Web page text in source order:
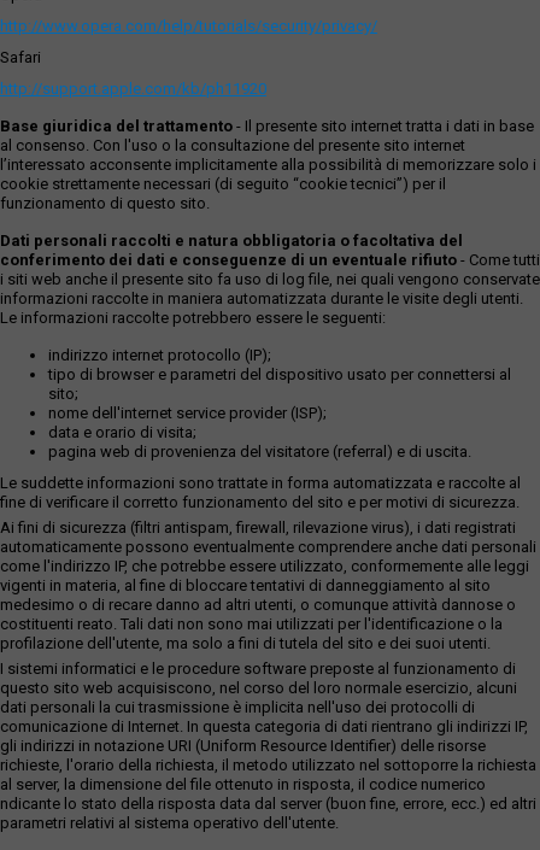
http://www.opera.com/help/tutorials/security/privacy/
Safari
http://support.apple.com/kb/ph11920
Base giuridica del trattamento - Il presente sito internet tratta i dati in base
al consenso. Con l'uso o la consultazione del presente sito internet
l’interessato acconsente implicitamente alla possibilità di memorizzare solo i
cookie strettamente necessari (di seguito “cookie tecnici”) per il
funzionamento di questo sito.
Dati personali raccolti e natura obbligatoria o facoltativa del
conferimento dei dati e conseguenze di un eventuale rifiuto - Come tutti
i siti web anche il presente sito fa uso di log file, nei quali vengono conservate
informazioni raccolte in maniera automatizzata durante le visite degli utenti.
Le informazioni raccolte potrebbero essere le seguenti:
indirizzo internet protocollo (IP);
tipo di browser e parametri del dispositivo usato per connettersi al
sito;
nome dell'internet service provider (ISP);
data e orario di visita;
pagina web di provenienza del visitatore (referral) e di uscita.
Le suddette informazioni sono trattate in forma automatizzata e raccolte al
fine di verificare il corretto funzionamento del sito e per motivi di sicurezza.
Ai fini di sicurezza (filtri antispam, firewall, rilevazione virus), i dati registrati
automaticamente possono eventualmente comprendere anche dati personali
come l'indirizzo IP, che potrebbe essere utilizzato, conformemente alle leggi
vigenti in materia, al fine di bloccare tentativi di danneggiamento al sito
medesimo o di recare danno ad altri utenti, o comunque attività dannose o
costituenti reato. Tali dati non sono mai utilizzati per l'identificazione o la
profilazione dell'utente, ma solo a fini di tutela del sito e dei suoi utenti.
I sistemi informatici e le procedure software preposte al funzionamento di
questo sito web acquisiscono, nel corso del loro normale esercizio, alcuni
dati personali la cui trasmissione è implicita nell'uso dei protocolli di
comunicazione di Internet. In questa categoria di dati rientrano gli indirizzi IP,
gli indirizzi in notazione URI (Uniform Resource Identifier) delle risorse
richieste, l'orario della richiesta, il metodo utilizzato nel sottoporre la richiesta
al server, la dimensione del file ottenuto in risposta, il codice numerico
ndicante lo stato della risposta data dal server (buon fine, errore, ecc.) ed altri
parametri relativi al sistema operativo dell'utente.